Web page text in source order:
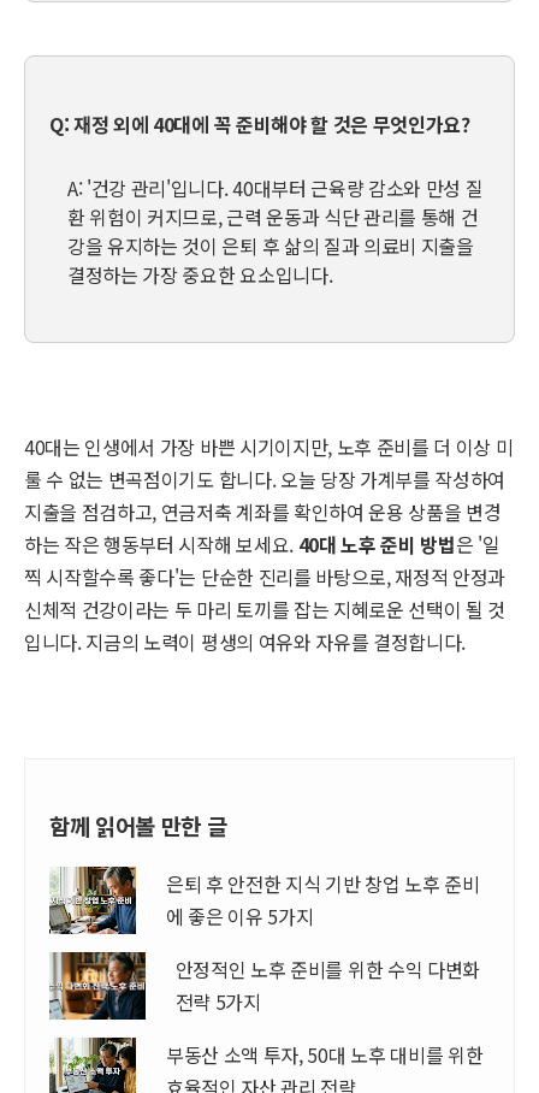
Q: 재정 외에 40대에 꼭 준비해야 할 것은 무엇인가요?
A: '건강 관리'입니다. 40대부터 근육량 감소와 만성 질
환 위험이 커지므로, 근력 운동과 식단 관리를 통해 건
강을 유지하는 것이 은퇴 후 삶의 질과 의료비 지출을
결정하는 가장 중요한 요소입니다.
40대는 인생에서 가장 바쁜 시기이지만, 노후 준비를 더 이상 미
룰 수 없는 변곡점이기도 합니다. 오늘 당장 가계부를 작성하여
지출을 점검하고, 연금저축 계좌를 확인하여 운용 상품을 변경
하는 작은 행동부터 시작해 보세요. 40대 노후 준비 방법은 '일
찍 시작할수록 좋다'는 단순한 진리를 바탕으로, 재정적 안정과
신체적 건강이라는 두 마리 토끼를 잡는 지혜로운 선택이 될 것
입니다. 지금의 노력이 평생의 여유와 자유를 결정합니다.
함께 읽어볼 만한 글
은퇴 후 안전한 지식 기반 창업 노후 준비
에 좋은 이유 5가지
안정적인 노후 준비를 위한 수익 다변화
전략 5가지
부동산 소액 투자, 50대 노후 대비를 위한
효율적인 자산 관리 전략